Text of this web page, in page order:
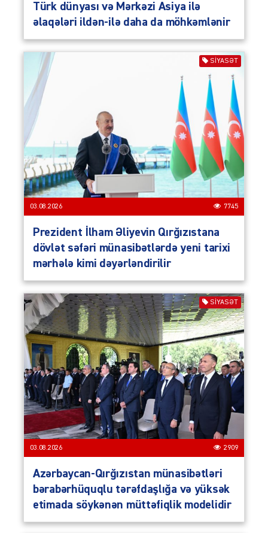
Türk dünyası və Mərkəzi Asiya ilə
əlaqələri ildən-ilə daha da möhkəmlənir
SIYASƏT
03.08.2026 7745
Prezident İlham Əliyevin Qırğızıstana
dövlət səfəri münasibətlərdə yeni tarixi
mərhələ kimi dəyərləndirilir
SIYASƏT
03.08.2026 2909
Azərbaycan-Qırğızıstan münasibətləri
bərabərhüquqlu tərəfdaşlığa və yüksək
etimada söykənən müttəfiqlik modelidir